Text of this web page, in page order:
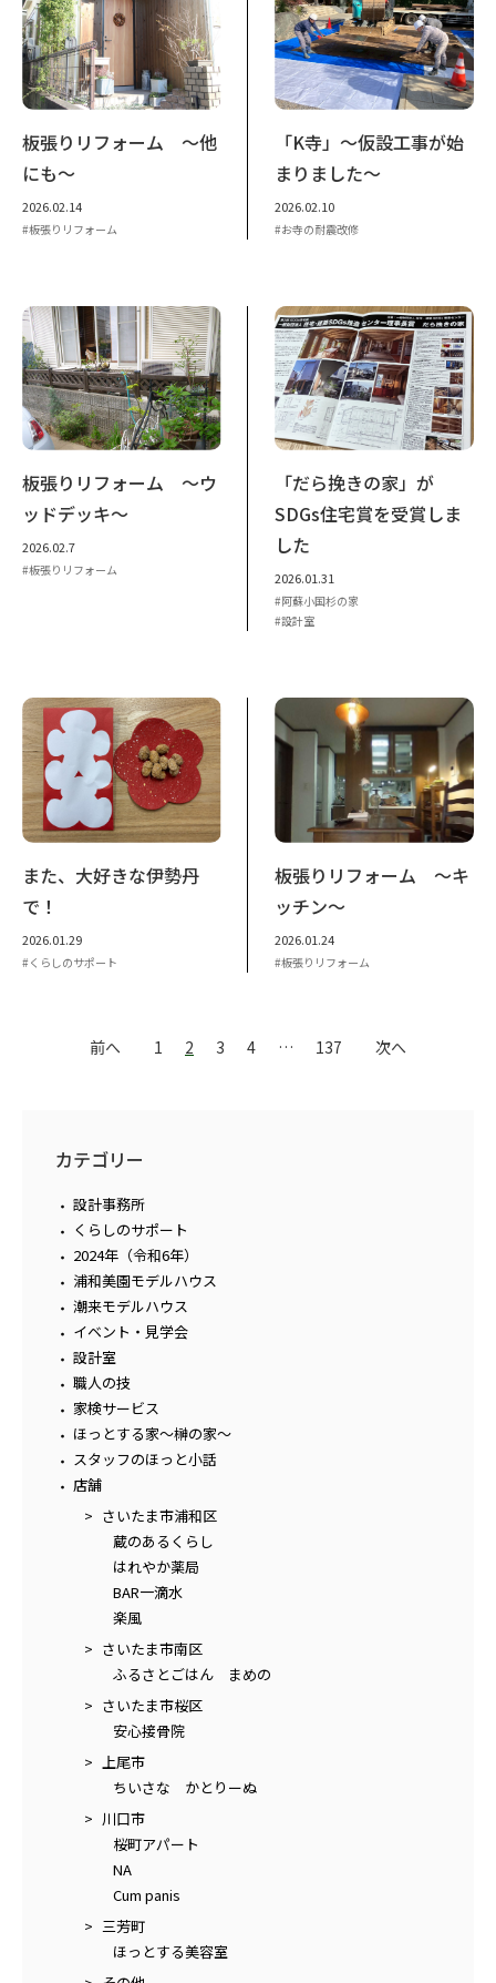
板張りリフォーム ～他
にも～
2026.02.14
板張りリフォーム
「K寺」～仮設工事が始
まりました～
2026.02.10
お寺の耐震改修
板張りリフォーム ～ウ
ッドデッキ～
2026.02.7
板張りリフォーム
「だら挽きの家」が
SDGs住宅賞を受賞しま
した
2026.01.31
阿蘇小国杉の家
設計室
また、大好きな伊勢丹
で！
2026.01.29
くらしのサポート
板張りリフォーム ～キ
ッチン～
2026.01.24
板張りリフォーム
前へ 1 2 3 4 … 137 次へ
カテゴリー
設計事務所
くらしのサポート
2024年（令和6年）
浦和美園モデルハウス
潮来モデルハウス
イベント・見学会
設計室
職人の技
家検サービス
ほっとする家～榊の家～
スタッフのほっと小話
店舗
さいたま市浦和区
蔵のあるくらし
はれやか薬局
BAR一滴水
楽風
さいたま市南区
ふるさとごはん まめの
さいたま市桜区
安心接骨院
上尾市
ちいさな かとりーぬ
川口市
桜町アパート
NA
Cum panis
三芳町
ほっとする美容室